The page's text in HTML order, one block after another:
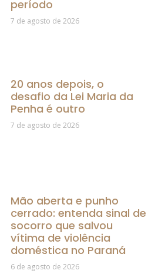
período
7 de agosto de 2026
20 anos depois, o
desafio da Lei Maria da
Penha é outro
7 de agosto de 2026
Mão aberta e punho
cerrado: entenda sinal de
socorro que salvou
vítima de violência
doméstica no Paraná
6 de agosto de 2026